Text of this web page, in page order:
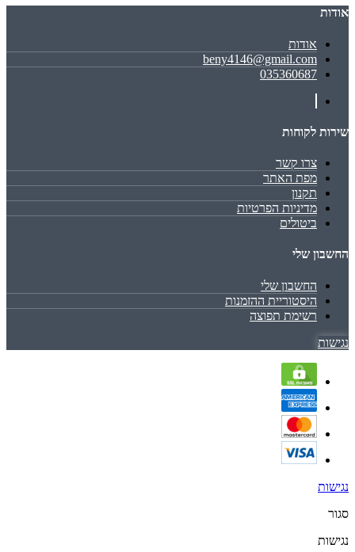
אודות
אודות
beny4146@gmail.com
035360687
שירות לקוחות
צרו קשר
מפת האתר
תקנון
מדיניות הפרטיות
ביטולים
החשבון שלי
החשבון שלי
היסטוריית ההזמנות
רשימת תפוצה
נגישות
נגישות
סגור
נגישות